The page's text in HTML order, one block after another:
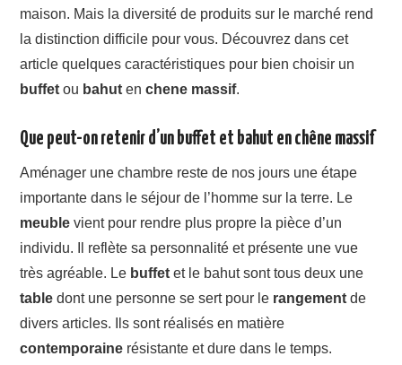
maison. Mais la diversité de produits sur le marché rend
la distinction difficile pour vous. Découvrez dans cet
article quelques caractéristiques pour bien choisir un
buffet ou bahut enchene massif.
Que peut-on retenir d’un buffet et bahut en chêne massif
Aménager une chambre reste de nos jours une étape
importante dans le séjour de l’homme sur la terre. Le
meuble vient pour rendre plus propre la pièce d’un
individu. Il reflète sa personnalité et présente une vue
très agréable. Le buffet et le bahut sont tous deux une
table dont une personne se sert pour le rangement de
divers articles. Ils sont réalisés en matière
contemporaine résistante et dure dans le temps.